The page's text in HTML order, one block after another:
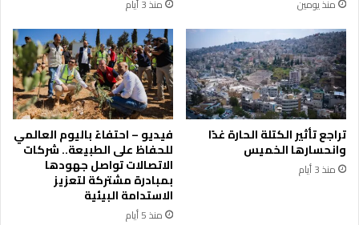
أ
س
ب
ق
ا
ل
م
ه
ن
د
س
م
ف
ل
ح
ع
ب
ي
د
ا
ت
منذ يومين منذ 3 أيام
تراجع تأثير الكتلة الحارة غدًا
وانحسارها الخميس
منذ 3 أيام
فيديو – احتفاءً باليوم العالمي
للحفاظ على الطبيعة.. شركات
الاتصالات تواصل جهودها
بمبادرة مشتركة لتعزيز
الاستدامة البيئية
منذ 5 أيام